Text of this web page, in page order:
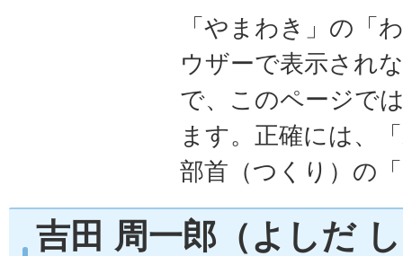
「やまわき」の「
ウザーで表示され
で、このページで
ます。正確には、
部首（つくり）の
吉田 周一郎（よしだ